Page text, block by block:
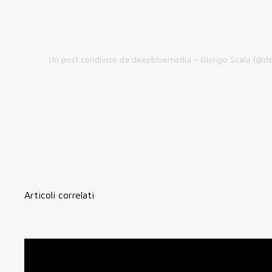
Un post condiviso da deepbluemedia - Giorgio Scala
Articoli correlati